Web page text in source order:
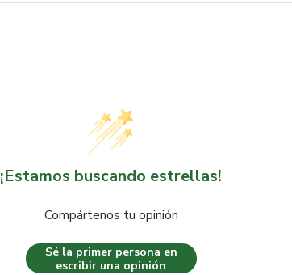
¡Estamos buscando estrellas!
Compártenos tu opinión
Sé la primer persona en
escribir una opinión